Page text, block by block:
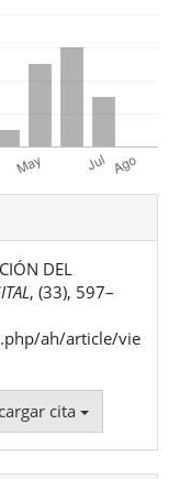
DEL
, (33), 597–
ah/article/vie
cita